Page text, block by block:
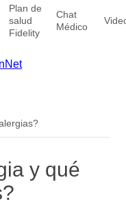
Plan de
salud
Fidelity
Chat
Médico
y qué